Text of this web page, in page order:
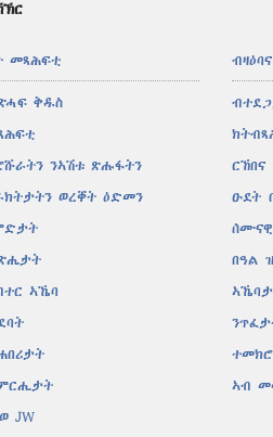
መጻሕፍቲ
ቅዱስ
ንኣሽቱ ጽሑፋትን
ወረቐት ዕድመን
ኣኼባ
JW
ብዛዕባና
ርኸበና
ዑደት
በዓል
ኣብ